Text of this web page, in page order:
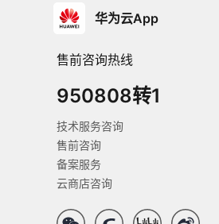
华为云App
售前咨询热线
950808转1
技术服务咨询
售前咨询
备案服务
云商店咨询